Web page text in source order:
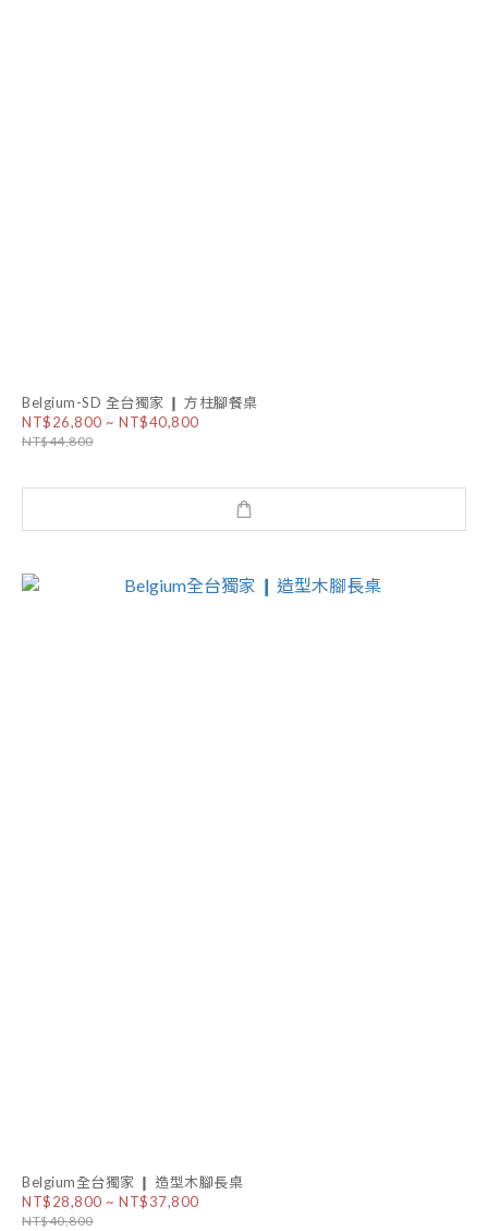
Belgium-SD 全台獨家 ❙ 方柱腳餐桌
NT$26,800 ~ NT$40,800
NT$44,800
Belgium全台獨家 ❙ 造型木腳長桌
NT$28,800 ~ NT$37,800
NT$40,800